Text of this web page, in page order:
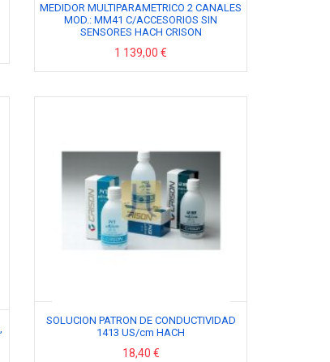
MEDIDOR MULTIPARAMETRICO 2 CANALES
MOD.: MM41 C/ACCESORIOS SIN
SENSORES HACH CRISON
1 139,00 €
SOLUCION PATRON DE CONDUCTIVIDAD
1413 US/cm HACH
18,40 €